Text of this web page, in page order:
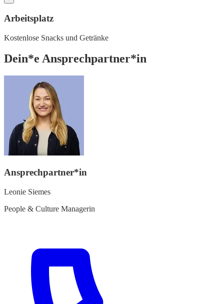
Arbeitsplatz
Kostenlose Snacks und Getränke
Dein*e Ansprechpartner*in
Ansprechpartner*in
Leonie Siemes
People & Culture Managerin